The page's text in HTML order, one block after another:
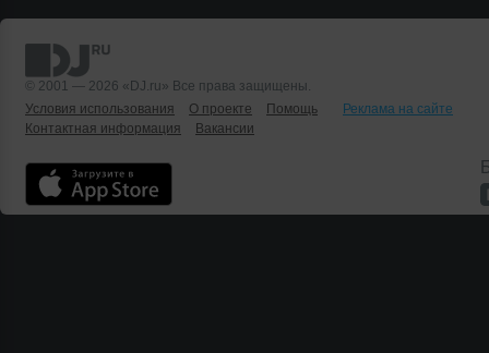
© 2001 — 2026 «DJ.ru» Все права защищены.
Условия использования
О проекте Помощь
Реклама на сайте
Контактная информация
Вакансии